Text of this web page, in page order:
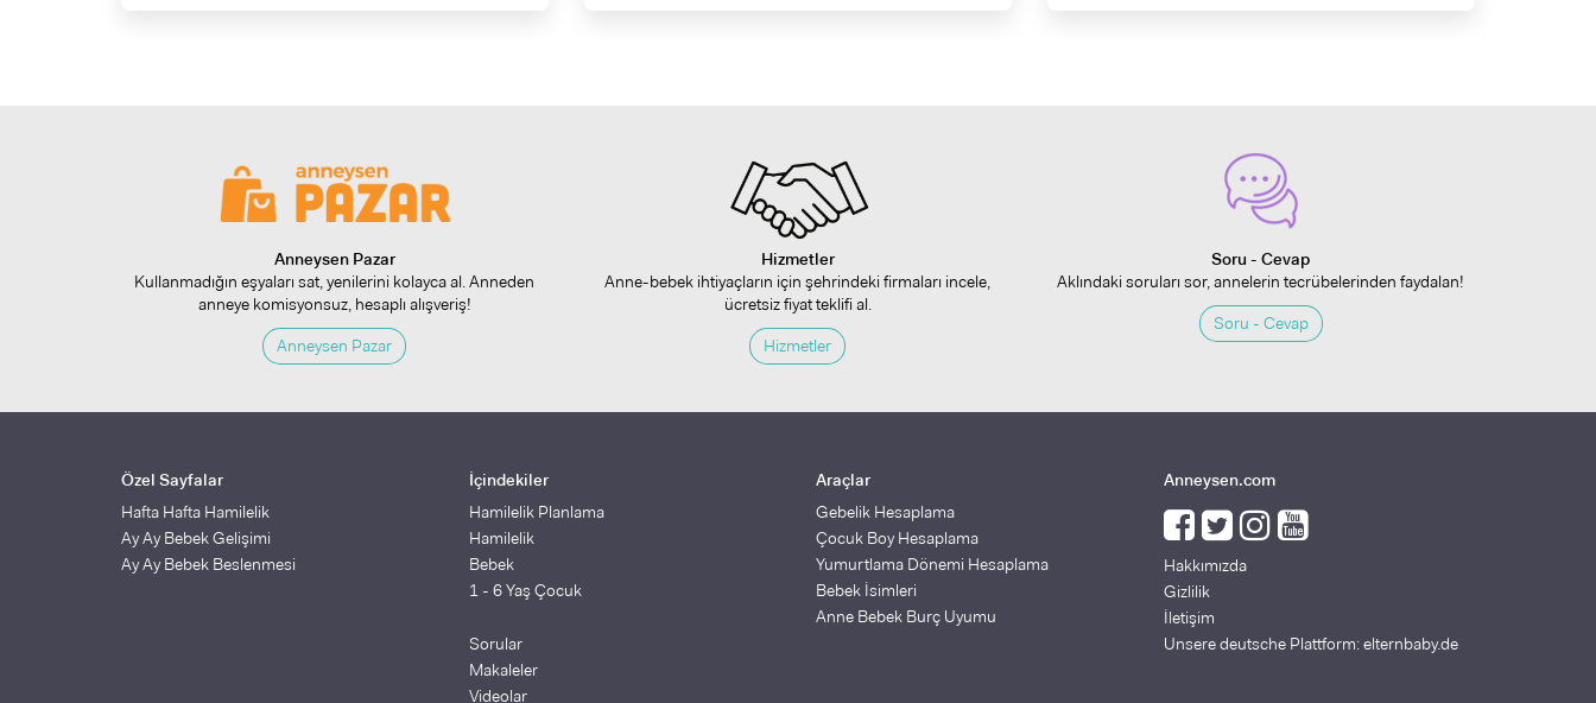
Anneysen Pazar
Kullanmadığın eşyaları sat, yenilerini kolayca al. Anneden
anneye komisyonsuz, hesaplı alışveriş!
Anneysen Pazar
Hizmetler
Anne-bebek ihtiyaçların için şehrindeki firmaları incele,
ücretsiz fiyat teklifi al.
Hizmetler
Soru - Cevap
Aklındaki soruları sor, annelerin tecrübelerinden faydalan!
Soru - Cevap
Özel Sayfalar
Hafta Hafta Hamilelik
Ay Ay Bebek Gelişimi
Ay Ay Bebek Beslenmesi
İçindekiler
Hamilelik Planlama
Hamilelik
Bebek
1 - 6 Yaş Çocuk
Sorular
Makaleler
Videolar
Araçlar
Gebelik Hesaplama
Çocuk Boy Hesaplama
Yumurtlama Dönemi Hesaplama
Bebek İsimleri
Anne Bebek Burç Uyumu
Anneysen.com
Hakkımızda
Gizlilik
İletişim
Unsere deutsche Plattform: elternbaby.de